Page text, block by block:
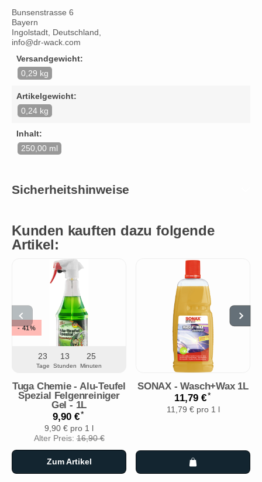
Bunsenstrasse 6
Bayern
Ingolstadt, Deutschland,
info@dr-wack.com
Versandgewicht:
0,29 kg
Artikelgewicht:
0,24 kg
Inhalt:
250,00 ml
Sicherheitshinweise
Kunden kauften dazu folgende
Artikel:
23
Tage
13
Stunden
25
Minuten
- 41%
Tuga Chemie - Alu-Teufel
Spezial Felgenreiniger
Gel - 1L
9,90 €*
9,90 € pro 1 l
Alter Preis:16,90 €
Zum Artikel
SONAX - Wasch+Wax 1L
11,79 €*
11,79 € pro 1 l